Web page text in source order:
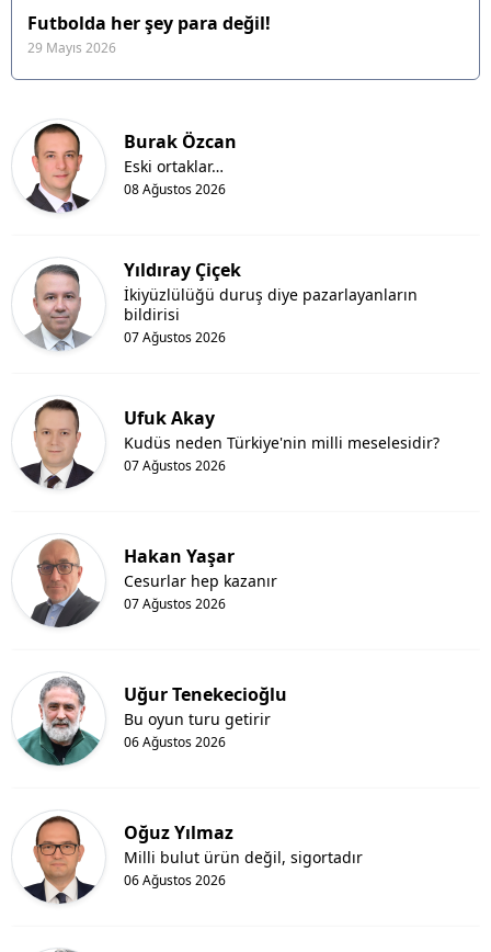
Futbolda her şey para değil!
29 Mayıs 2026
Burak Özcan
08 Ağustos 2026
Eski ortaklar…
Yıldıray Çiçek
07 Ağustos 2026
İkiyüzlülüğü duruş diye pazarlayanların
bildirisi
Ufuk Akay
07 Ağustos 2026
Kudüs neden Türkiye'nin milli meselesidir?
Hakan Yaşar
07 Ağustos 2026
Cesurlar hep kazanır
Uğur Tenekecioğlu
06 Ağustos 2026
Bu oyun turu getirir
Oğuz Yılmaz
06 Ağustos 2026
Milli bulut ürün değil, sigortadır